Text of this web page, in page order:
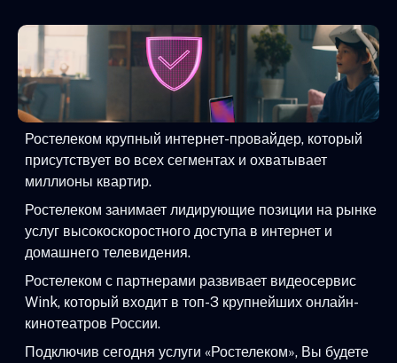
Ростелеком крупный интернет-провайдер, который
присутствует во всех сегментах и охватывает
миллионы квартир.
Ростелеком занимает лидирующие позиции на рынке
услуг высокоскоростного доступа в интернет и
домашнего телевидения.
Ростелеком с партнерами развивает видеосервис
Wink, который входит в топ-3 крупнейших онлайн-
кинотеатров России.
Подключив сегодня услуги «Ростелеком», Вы будете